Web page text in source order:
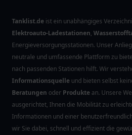
Tanklist.de ist ein unabhängiges
Elektroauto-Ladestationen,
Energieversorgungsstationen. Unser
neutrale und umfassende Plattform zu
nach passenden Stationen hilft. Wir
Informationsquelle und bieten selbst
Beratungen oder Produkte an. Unsere
ausgerichtet, Ihnen die Mobilität zu
Informationen und einer
wir Sie dabei, schnell und effizient die